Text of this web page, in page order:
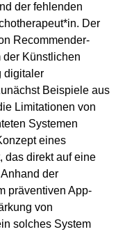
der fehlenden
Der
Recommender-
der Künstlichen
digitaler
Beispiele aus
Limitationen von
Systemen
eines
das direkt auf eine
der
präventiven App-
von
solches System